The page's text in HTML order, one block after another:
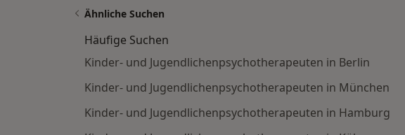
Ähnliche Suchen
Häufige Suchen
Kinder- und Jugendlichenpsychotherapeuten in Berlin
Kinder- und Jugendlichenpsychotherapeuten in München
Kinder- und Jugendlichenpsychotherapeuten in Hamburg